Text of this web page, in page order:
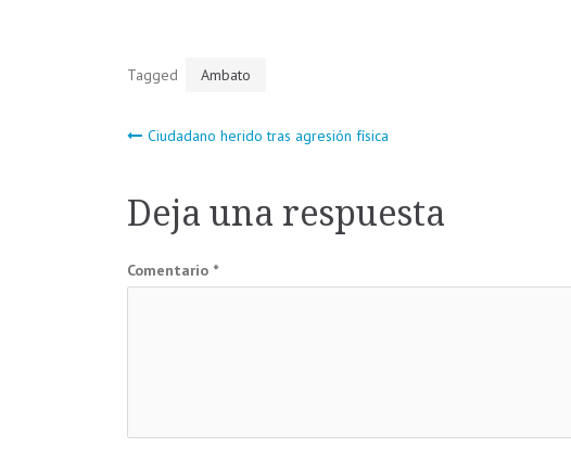
Tagged Ambato
Navegación
de
entradas
Ciudadano herido tras agresión física
Deja una respuesta
Comentario *